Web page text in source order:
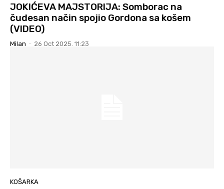
JOKIĆEVA MAJSTORIJA: Somborac na
čudesan način spojio Gordona sa košem
(VIDEO)
Milan - 26 Oct 2025. 11:23
KOŠARKA